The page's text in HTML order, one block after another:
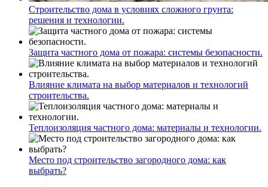
Строительство дома в условиях сложного грунта:
решения и технологии.
Защита частного дома от пожара: системы безопасности.
Влияние климата на выбор материалов и технологий
строительства.
Теплоизоляция частного дома: материалы и технологии.
Место под строительство загородного дома: как
выбрать?